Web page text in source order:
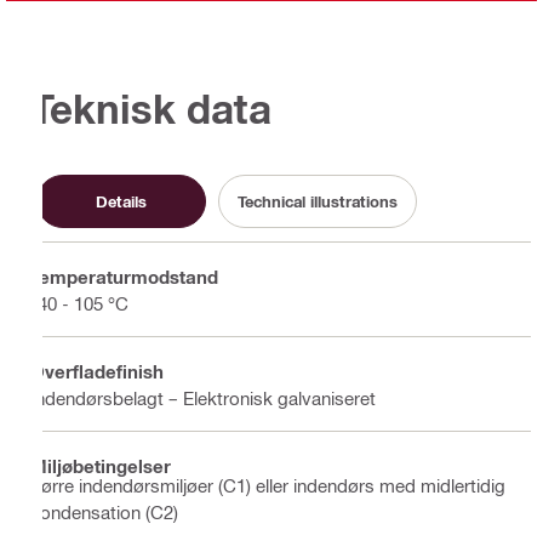
Teknisk data
Details Technical illustrations
Temperaturmodstand
-40 - 105 °C
Overfladefinish
Indendørsbelagt – Elektronisk galvaniseret
Miljøbetingelser
Tørre indendørsmiljøer (C1) eller indendørs med midlertidig
kondensation (C2)